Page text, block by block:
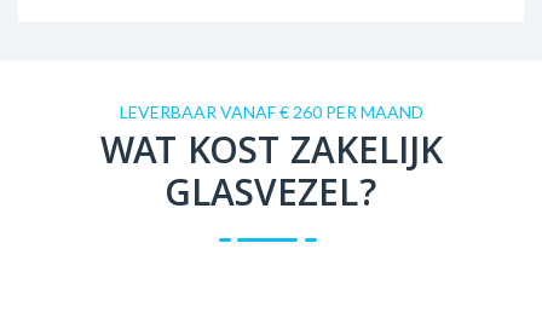
LEVERBAAR VANAF € 260 PER MAAND
WAT KOST ZAKELIJK
GLASVEZEL?